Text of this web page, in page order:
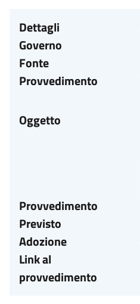
Dettagli
Governo
Fonte
Provvedimento
Oggetto
Provvedimento
Previsto
Adozione
Link al
provvedimento